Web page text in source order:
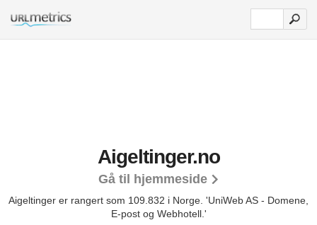
Aigeltinger.no
Gå til hjemmeside
Aigeltinger er rangert som 109.832 i Norge. 'UniWeb AS - Domene,
E-post og Webhotell.'